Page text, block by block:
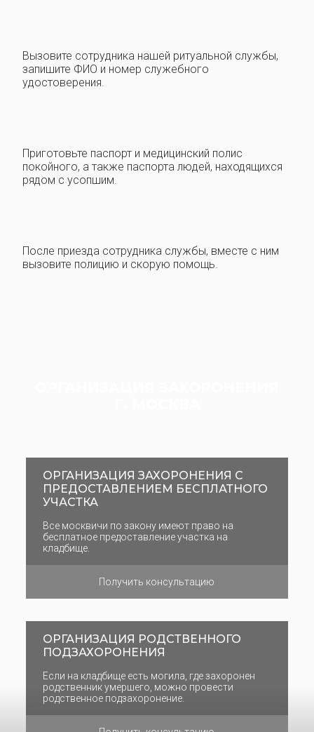
Вызовите сотрудника нашей ритуальной службы,
запишите ФИО и номер служебного
удостоверения.
Приготовьте паспорт и медицинский полис
покойного, а также паспорта людей, находящихся
рядом с усопшим.
После приезда сотрудника службы, вместе с ним
вызовите полицию и скорую помощь.
ОРГАНИЗАЦИЯ ЗАХОРОНЕНИЯ С
ПРЕДОСТАВЛЕНИЕМ БЕСПЛАТНОГО
УЧАСТКА
Все москвичи по закону имеют право на
бесплатное предоставление участка на
кладбище.
Получить консультацию
ОРГАНИЗАЦИЯ РОДСТВЕННОГО
ПОДЗАХОРОНЕНИЯ
Если на кладбище есть могила, где захоронен
родственник умершего, можно провести
родственное подзахоронение.